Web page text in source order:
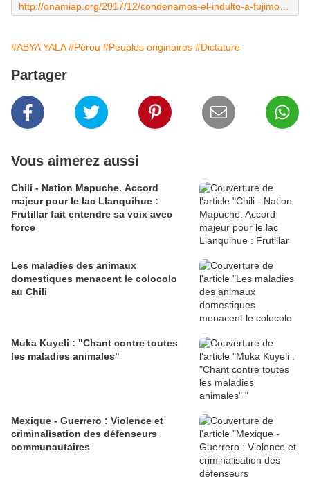
#ABYA YALA #Pérou #Peuples originaires #Dictature
Partager
Vous aimerez aussi
Chili - Nation Mapuche. Accord
majeur pour le lac Llanquihue :
Frutillar fait entendre sa voix avec
force
Les maladies des animaux
domestiques menacent le colocolo
au Chili
Muka Kuyeli : "Chant contre toutes
les maladies animales"
Mexique - Guerrero : Violence et
criminalisation des défenseurs
communautaires